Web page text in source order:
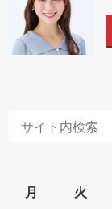
月
火